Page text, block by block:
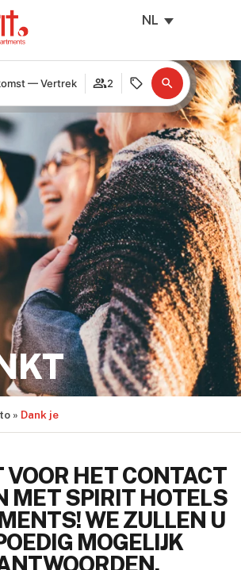
NL
— Vertrek 2
» Dank je
VOOR HET CONTACT
MET SPIRIT HOTELS
WE ZULLEN U
MOGELIJK